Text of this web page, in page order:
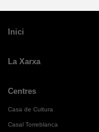
Inici
La Xarxa
Centres
Casa de Cultura
Casal Torreblanca